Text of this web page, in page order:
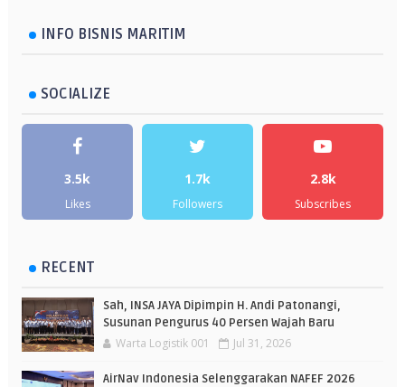
INFO BISNIS MARITIM
SOCIALIZE
3.5k
Likes
1.7k
Followers
2.8k
Subscribes
RECENT
Sah, INSA JAYA Dipimpin H. Andi Patonangi,
Susunan Pengurus 40 Persen Wajah Baru
Warta Logistik 001 Jul 31, 2026
AirNav Indonesia Selenggarakan NAFEF 2026